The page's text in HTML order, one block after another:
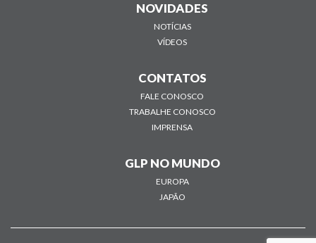
NOVIDADES
NOTÍCIAS
VÍDEOS
CONTATOS
FALE CONOSCO
TRABALHE CONOSCO
IMPRENSA
GLP NO MUNDO
EUROPA
JAPÃO